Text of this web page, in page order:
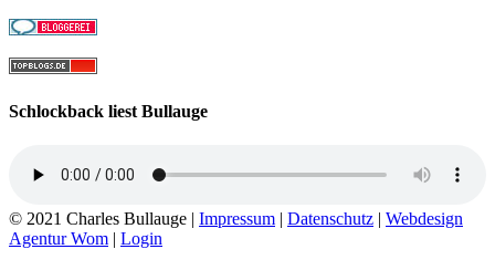
Schlockback liest Bullauge
© 2021 Charles Bullauge | Impressum | Datenschutz | Webdesign
Agentur Wom | Login